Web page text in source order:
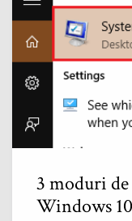
3 moduri
Windows 10